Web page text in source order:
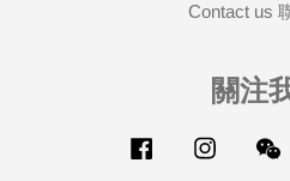
Contact us
關注
Facebook Instagram